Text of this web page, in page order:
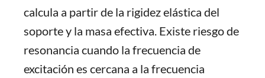
calcula a partir de la rigidez elástica del
soporte y la masa efectiva. Existe riesgo de
resonancia cuando la frecuencia de
excitación es cercana a la frecuencia